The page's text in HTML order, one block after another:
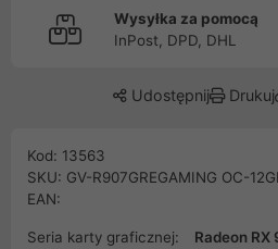
Wysyłka za pomocą
InPost, DPD, DHL
Udostępnij Drukuj
Kod: 13563
SKU: GV-R907GREGAMING OC-
EAN:
Seria karty graficznej:
Radeon RX